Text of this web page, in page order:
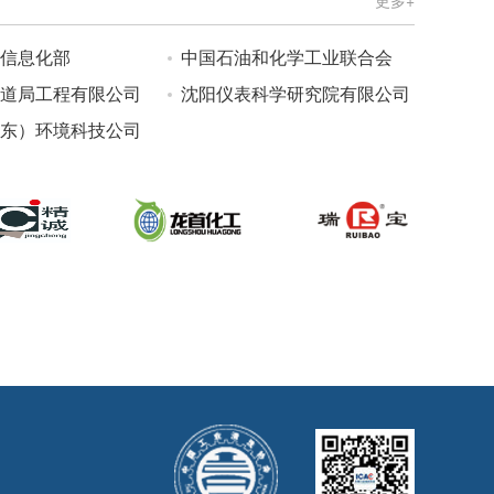
息化部
中国石油和化学工业联合会
局工程有限公司
沈阳仪表科学研究院有限公司
）环境科技公司